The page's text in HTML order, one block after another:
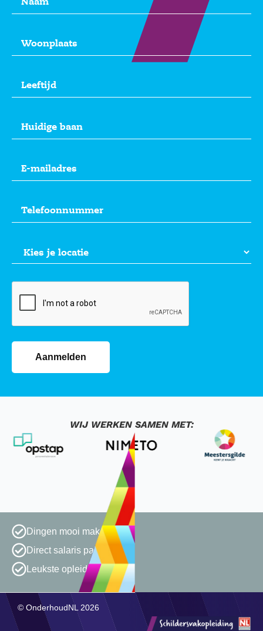
baan(Vereist)
mailadres(Vereist)
CAPTCHA
Aanmelden
WIJ WERKEN SAMEN MET:
Dingen mooi maken
Direct salaris pakken
Leukste opleiding van NL
© OnderhoudNL 2026